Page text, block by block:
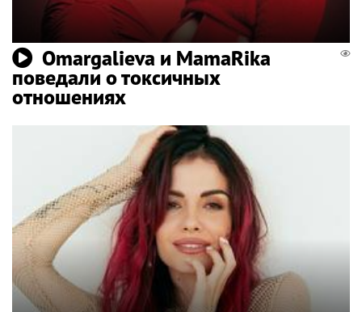
Omargalieva и MamaRika
поведали о токсичных
отношениях